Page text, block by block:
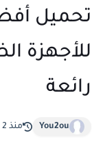
للأجهزة
رائعة
You2ou منذ 2 سنة